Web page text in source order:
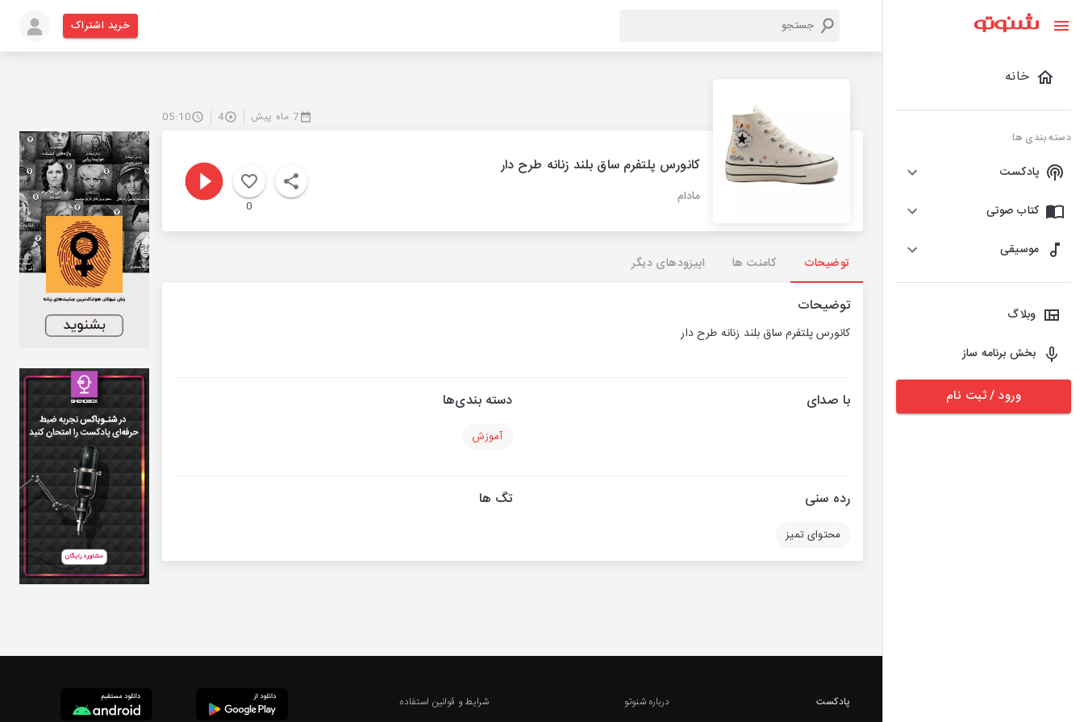
خانه
دسته بندی ها
پادکست
کتاب صوتی
موسیقی
وبلاگ
بخش برنامه ساز
ورود / ثبت نام
خرید اشتراک
7 ماه پیش 4
05:10
کانورس پلتفرم ساق بلند زنانه طرح دار
مادام
0
توضیحات کامنت ها اپیزودهای دیگر
توضیحات
کانورس پلتفرم ساق بلند زنانه طرح دار
با صدای دسته بندی‌ها
آموزش
رده سنی
محتوای تمیز
تگ ها
پادکست
درباره شنوتو
شرایط و قوانین استفاده